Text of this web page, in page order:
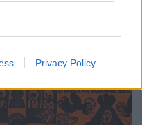
Privacy Policy